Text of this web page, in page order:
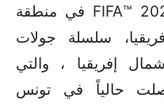
كأس العالم لكرة القدم 2026 ™FIFA في منطقة
سلسلة جولات
إفريقيا ، والتي
حالياً في تونس